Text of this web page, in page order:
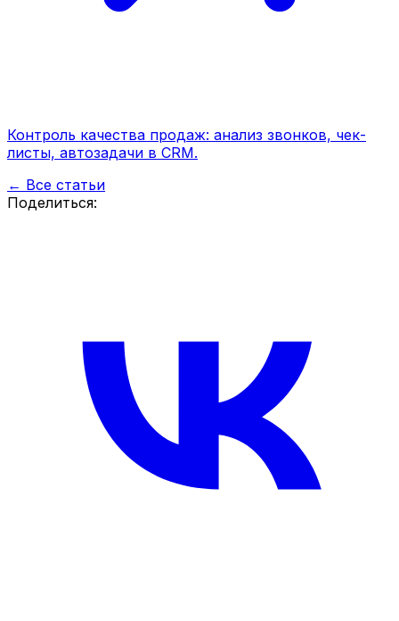
Контроль качества продаж: анализ звонков, чек-
листы, автозадачи в CRM.
← Все статьи
Поделиться: